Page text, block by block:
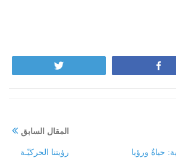
المقال السابق
رؤيتنا الحركيّـة حياةٌ ورؤيا